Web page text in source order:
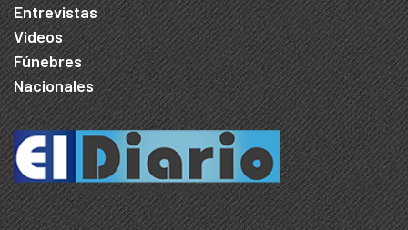
Entrevistas
Videos
Fúnebres
Nacionales